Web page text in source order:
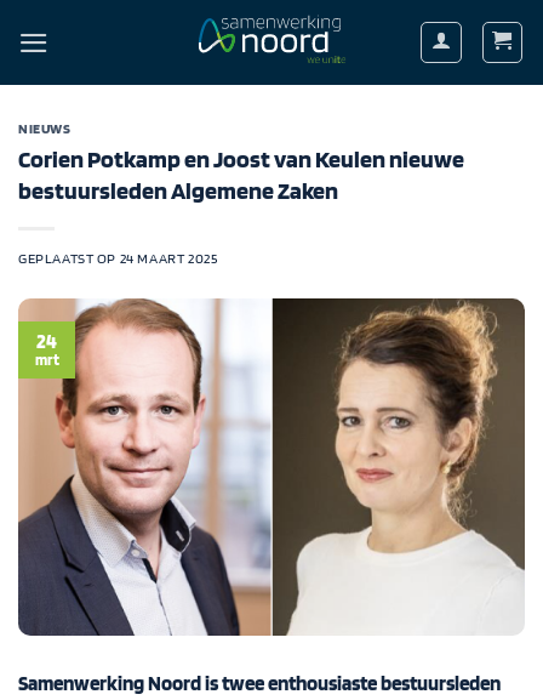
naar
NIEUWS
Corien Potkamp en Joost van Keulen nieuwe
bestuursleden Algemene Zaken
GEPLAATST OP 24 MAART 2025
24
mrt
Samenwerking Noord is twee enthousiaste bestuursleden